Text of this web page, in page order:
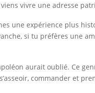
vivre une adresse
une expérience plus
si tu préfères une
aurait oublié. Ce
commander et